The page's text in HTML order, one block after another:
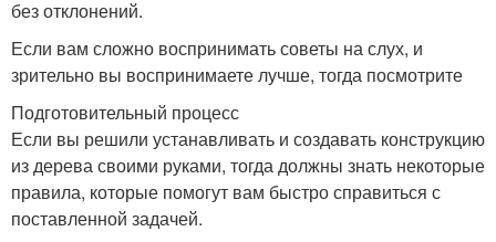
без отклонений.
Если вам сложно воспринимать советы на слух, и
зрительно вы воспринимаете лучше, тогда посмотрите
Подготовительный процесс
Если вы решили устанавливать и создавать конструкцию
из дерева своими руками, тогда должны знать некоторые
правила, которые помогут вам быстро справиться с
поставленной задачей.